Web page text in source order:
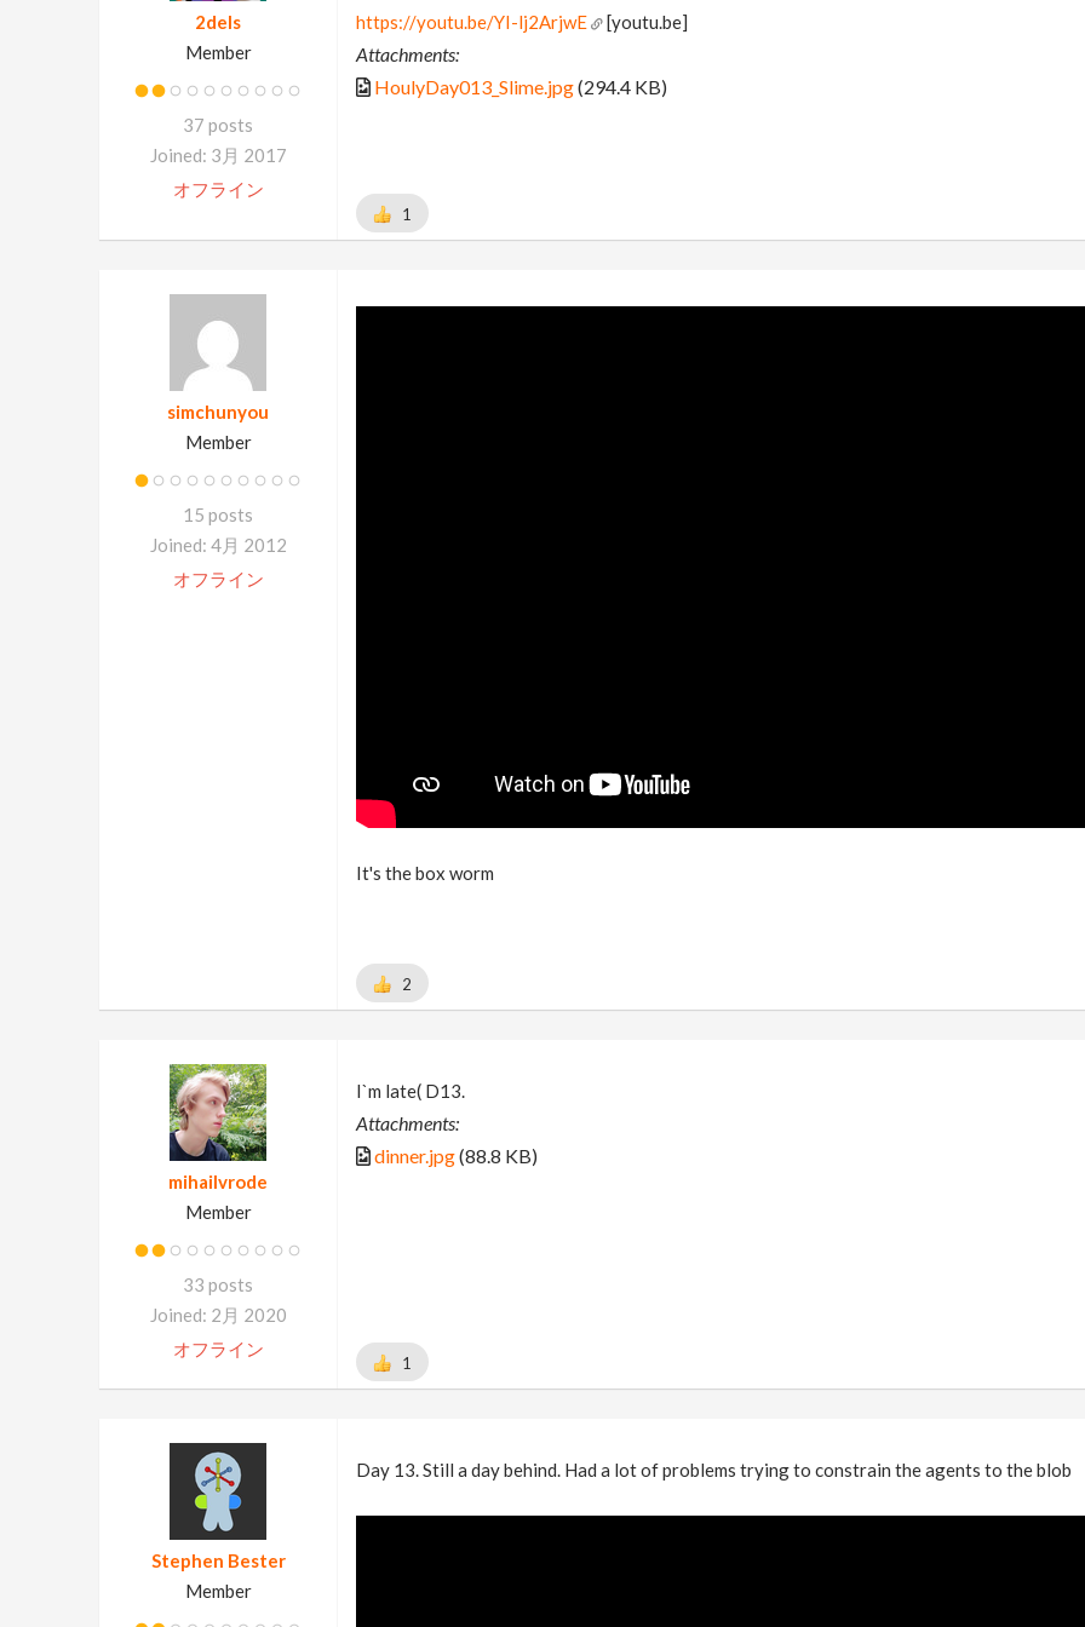
2dels
Member
37 posts
Joined: 3月 2017
オフライン
https://youtu.be/YI-lj2ArjwE [youtu.be]
Attachments:
HoulyDay013_Slime.jpg(294.4 KB)
1
simchunyou
Member
15 posts
Joined: 4月 2012
オフライン
It's the box worm
2
mihailvrode
Member
33 posts
Joined: 2月 2020
オフライン
I`m late( D13.
Attachments:
dinner.jpg(88.8 KB)
1
Stephen Bester
Member
Day 13. Still a day behind. Had a lot of problems trying to constrain the agents to the blob